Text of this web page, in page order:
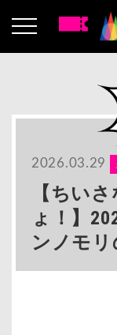
2026.03.29
【ちい
ょ！】
ンノモリ